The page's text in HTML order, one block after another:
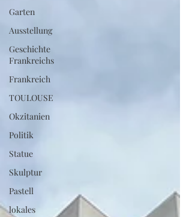
Garten
Ausstellung
Geschichte
Frankreichs
Frankreich
TOULOUSE
Okzitanien
Politik
Statue
Skulptur
Pastell
lokales